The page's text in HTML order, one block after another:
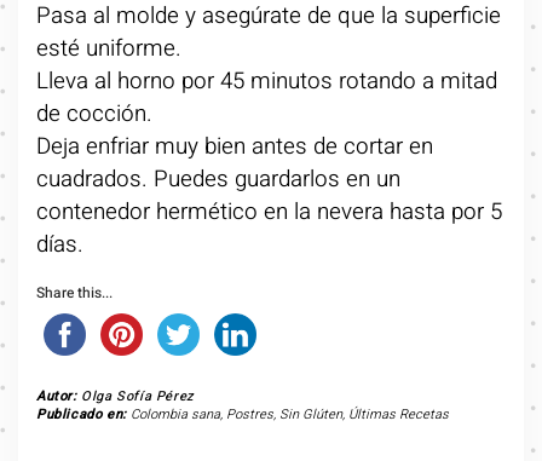
Pasa al molde y asegúrate de que la superficie
esté uniforme.
Lleva al horno por 45 minutos rotando a mitad
de cocción.
Deja enfriar muy bien antes de cortar en
cuadrados. Puedes guardarlos en un
contenedor hermético en la nevera hasta por 5
días.
Share this...
Autor: Olga Sofía Pérez
Publicado en: Colombia sana, Postres, Sin Glúten, Últimas Recetas